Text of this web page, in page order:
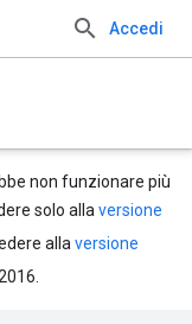
Accedi
non funzionare più
solo alla versione
alla versione